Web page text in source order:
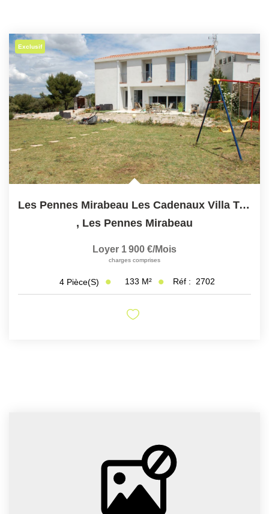
Exclusif
Les Pennes Mirabeau Les Cadenaux Villa Type 4 Sur 450 M2
, Les Pennes Mirabeau
Loyer 1 900 €/mois
charges comprises
4 Pièce(s) 133 M² Réf : 2702